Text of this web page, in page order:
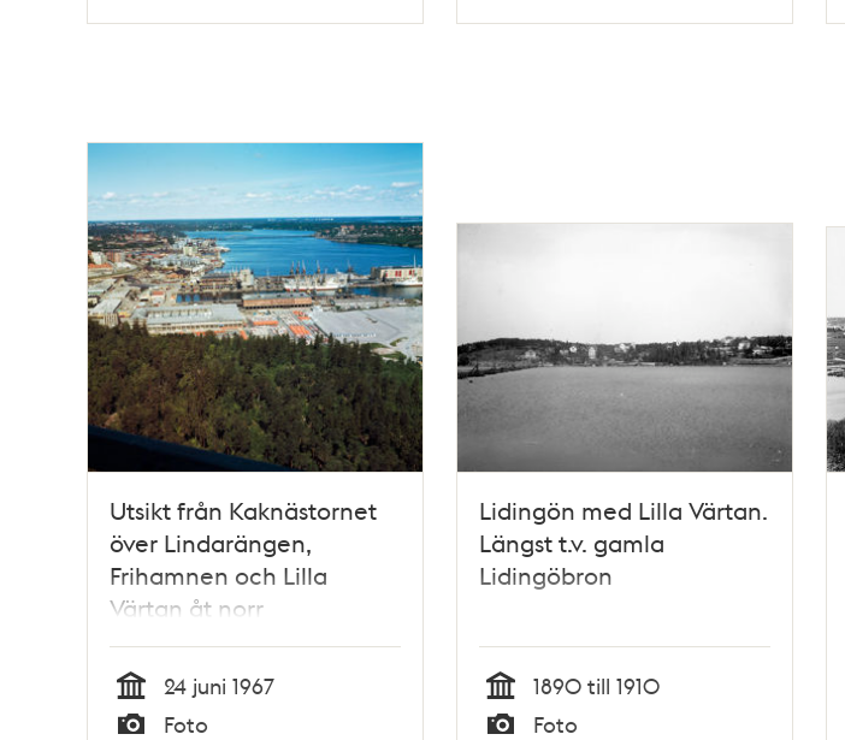
Typ Typ
Utsikt från Kaknästornet
över Lindarängen,
Frihamnen och Lilla
Värtan åt norr
Tid
24 juni 1967
Foto
Lidingön med Lilla Värtan.
Längst t.v. gamla
Lidingöbron
Tid
1890 till 1910
Foto